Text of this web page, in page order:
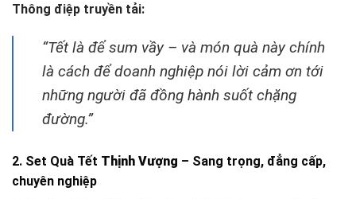
Thông điệp truyền tải:
“Tết là để sum vầy – và món quà này chính
là cách để doanh nghiệp nói lời cảm ơn tới
những người đã đồng hành suốt chặng
đường.”
2. Set Quà Tết Thịnh Vượng – Sang trọng, đẳng cấp,
chuyên nghiệp